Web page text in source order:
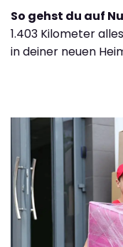
So gehst du auf
1.403 Kilometer
in deiner neuen